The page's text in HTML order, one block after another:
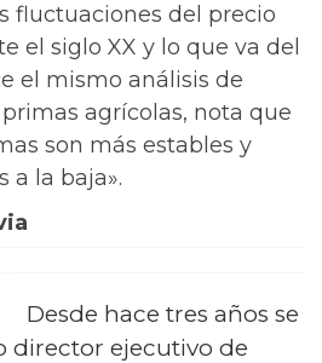
fluctuaciones del precio
el siglo XX y lo que va del
el mismo análisis de
agrícolas, nota que
son más estables y
a la baja».
Desde hace tres años se
director ejecutivo de